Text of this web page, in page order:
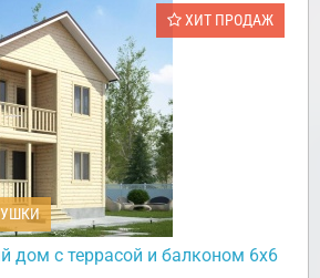
ХИТ ПРОДАЖ
дом с террасой и балконом 6х6